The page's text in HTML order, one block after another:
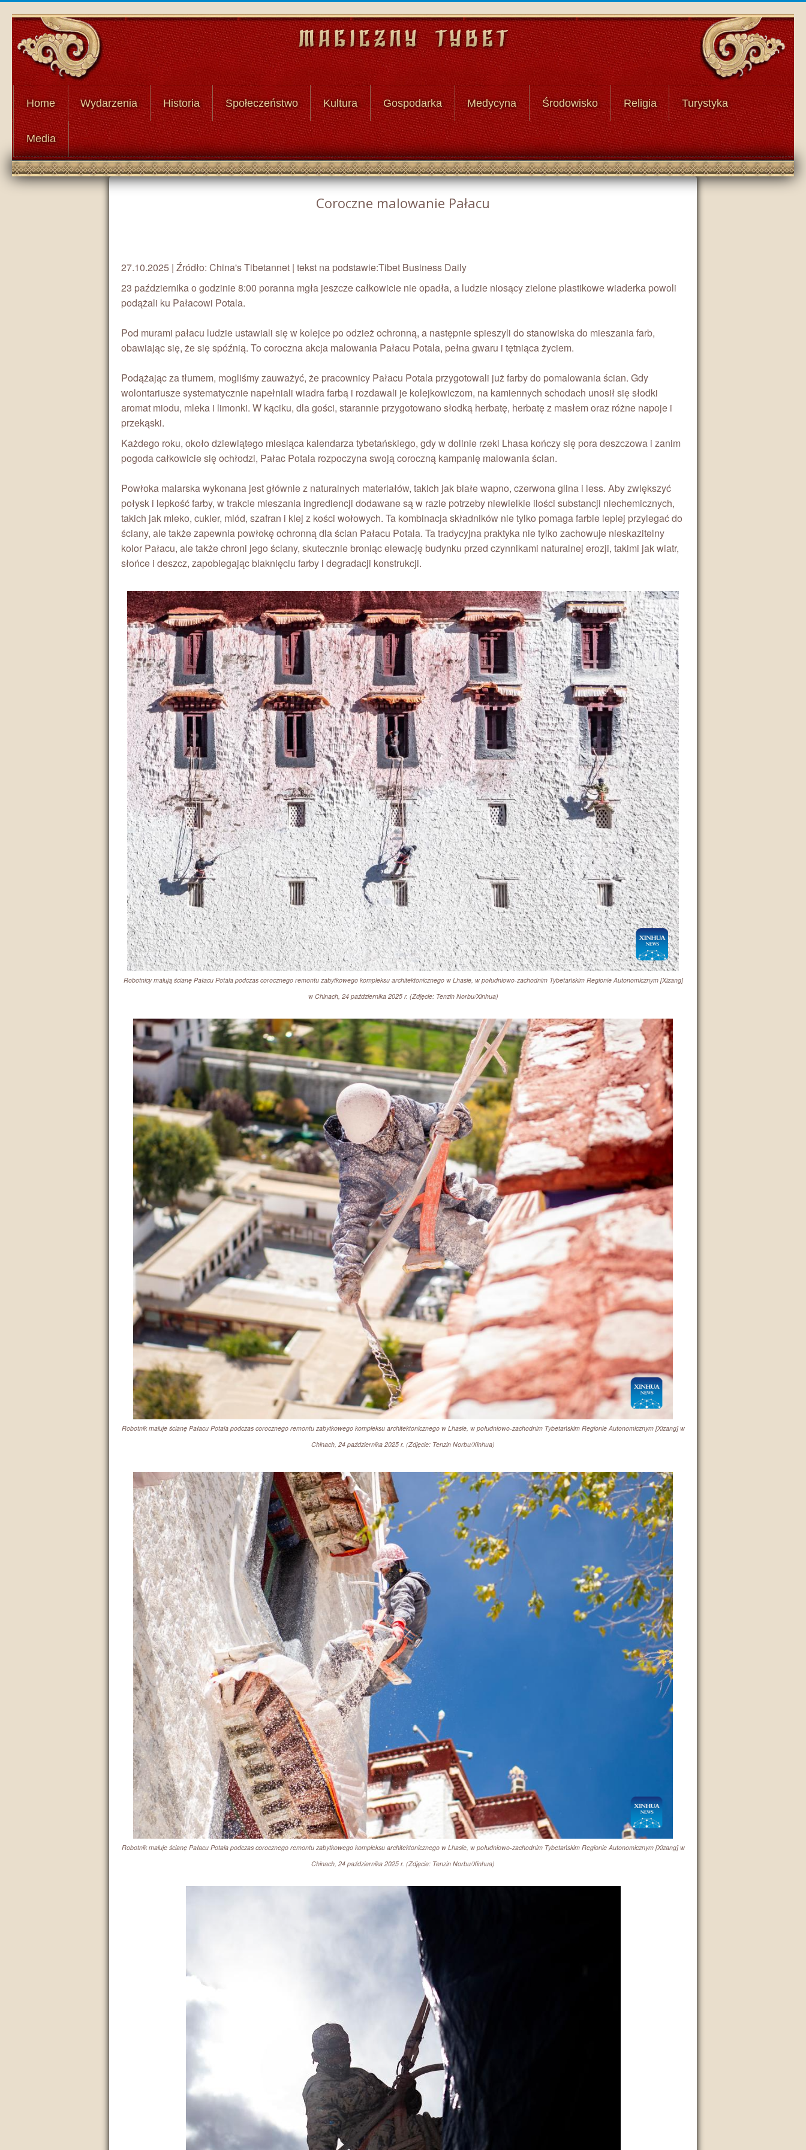
Home Wydarzenia Historia Społeczeństwo Kultura Gospodarka Medycyna Środowisko Religia Turystyka
Media
Coroczne malowanie Pałacu
27.10.2025 | Źródło: China's Tibetannet | tekst na podstawie:Tibet Business Daily
23 października o godzinie 8:00 poranna mgła jeszcze całkowicie nie opadła, a ludzie niosący zielone plastikowe wiaderka powoli
podążali ku Pałacowi Potala.
Pod murami pałacu ludzie ustawiali się w kolejce po odzież ochronną, a następnie spieszyli do stanowiska do mieszania farb,
obawiając się, że się spóźnią. To coroczna akcja malowania Pałacu Potala, pełna gwaru i tętniąca życiem.
Podążając za tłumem, mogliśmy zauważyć, że pracownicy Pałacu Potala przygotowali już farby do pomalowania ścian. Gdy
wolontariusze systematycznie napełniali wiadra farbą i rozdawali je kolejkowiczom, na kamiennych schodach unosił się słodki
aromat miodu, mleka i limonki. W kąciku, dla gości, starannie przygotowano słodką herbatę, herbatę z masłem oraz różne napoje i
przekąski.
Każdego roku, około dziewiątego miesiąca kalendarza tybetańskiego, gdy w dolinie rzeki Lhasa kończy się pora deszczowa i zanim
pogoda całkowicie się ochłodzi, Pałac Potala rozpoczyna swoją coroczną kampanię malowania ścian.
Powłoka malarska wykonana jest głównie z naturalnych materiałów, takich jak białe wapno, czerwona glina i less. Aby zwiększyć
połysk i lepkość farby, w trakcie mieszania ingrediencji dodawane są w razie potrzeby niewielkie ilości substancji niechemicznych,
takich jak mleko, cukier, miód, szafran i klej z kości wołowych. Ta kombinacja składników nie tylko pomaga farbie lepiej przylegać do
ściany, ale także zapewnia powłokę ochronną dla ścian Pałacu Potala. Ta tradycyjna praktyka nie tylko zachowuje nieskazitelny
kolor Pałacu, ale także chroni jego ściany, skutecznie broniąc elewację budynku przed czynnikami naturalnej erozji, takimi jak wiatr,
słońce i deszcz, zapobiegając blaknięciu farby i degradacji konstrukcji.
Robotnicy malują ścianę Pałacu Potala podczas corocznego remontu zabytkowego kompleksu architektonicznego w Lhasie, w południowo-zachodnim Tybetańskim Regionie Autonomicznym [Xizang]
w Chinach, 24 października 2025 r. (Zdjęcie: Tenzin Norbu/Xinhua)
Robotnik maluje ścianę Pałacu Potala podczas corocznego remontu zabytkowego kompleksu architektonicznego w Lhasie, w południowo-zachodnim Tybetańskim Regionie Autonomicznym [Xizang] w
Chinach, 24 października 2025 r. (Zdjęcie: Tenzin Norbu/Xinhua)
Robotnik maluje ścianę Pałacu Potala podczas corocznego remontu zabytkowego kompleksu architektonicznego w Lhasie, w południowo-zachodnim Tybetańskim Regionie Autonomicznym [Xizang] w
Chinach, 24 października 2025 r. (Zdjęcie: Tenzin Norbu/Xinhua)